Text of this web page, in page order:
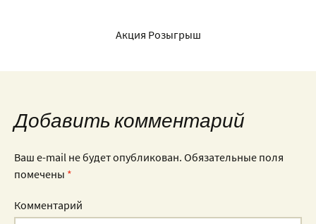
Акция Розыгрыш
Добавить комментарий
Ваш e-mail не будет опубликован. Обязательные поля
помечены *
Комментарий